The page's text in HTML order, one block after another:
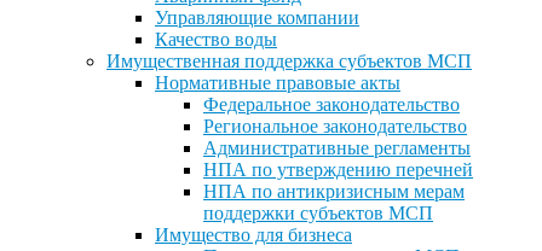
Управляющие компании
Качество воды
Имущественная поддержка субъектов МСП
Нормативные правовые акты
Федеральное законодательство
Региональное законодательство
Административные регламенты
НПА по утверждению перечней
НПА по антикризисным мерам
поддержки субъектов МСП
Имущество для бизнеса